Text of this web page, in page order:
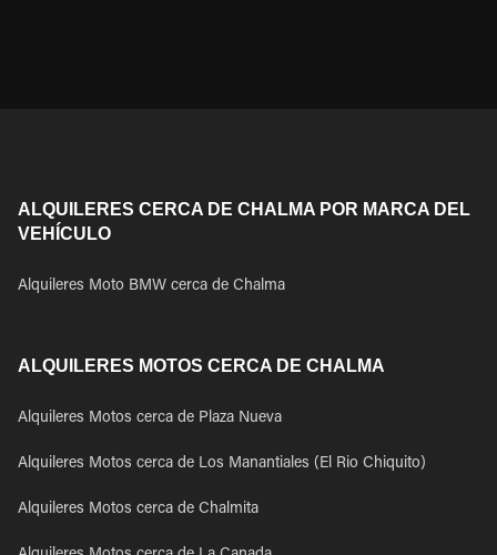
ALQUILERES CERCA DE CHALMA POR MARCA DEL
VEHÍCULO
Alquileres Moto BMW cerca de Chalma
ALQUILERES MOTOS CERCA DE CHALMA
Alquileres Motos cerca de Plaza Nueva
Alquileres Motos cerca de Los Manantiales (El Rio Chiquito)
Alquileres Motos cerca de Chalmita